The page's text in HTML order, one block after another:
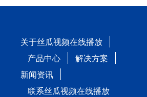
关于丝瓜视频在线播放
产品中心
解决方案
新闻资讯
联系丝瓜视频在线播放